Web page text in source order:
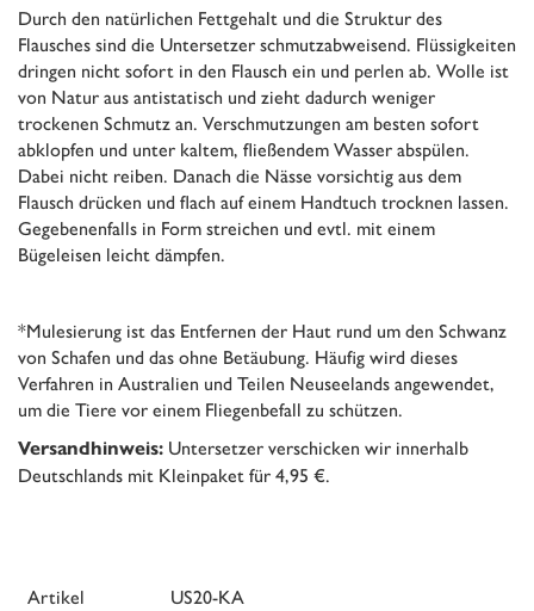
Durch den natürlichen Fettgehalt und die Struktur des
Flausches sind die Untersetzer schmutzabweisend. Flüssigkeiten
dringen nicht sofort in den Flausch ein und perlen ab. Wolle ist
von Natur aus antistatisch und zieht dadurch weniger
trockenen Schmutz an. Verschmutzungen am besten sofort
abklopfen und unter kaltem, fließendem Wasser abspülen.
Dabei nicht reiben. Danach die Nässe vorsichtig aus dem
Flausch drücken und flach auf einem Handtuch trocknen lassen.
Gegebenenfalls in Form streichen und evtl. mit einem
Bügeleisen leicht dämpfen.
*Mulesierung ist das Entfernen der Haut rund um den Schwanz
von Schafen und das ohne Betäubung. Häufig wird dieses
Verfahren in Australien und Teilen Neuseelands angewendet,
um die Tiere vor einem Fliegenbefall zu schützen.
Versandhinweis: Untersetzer verschicken wir innerhalb
Deutschlands mit Kleinpaket für 4,95 €.
Artikel US20-KA